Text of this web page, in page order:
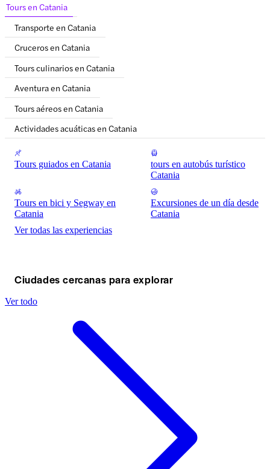
Tours en Catania
Transporte en Catania
Cruceros en Catania
Tours culinarios en Catania
Aventura en Catania
Tours aéreos en Catania
Actividades acuáticas en Catania
Tours guiados en Catania
tours en autobús turístico
Catania
Tours en bici y Segway en
Catania
Excursiones de un día desde
Catania
Ver todas las experiencias
Ciudades cercanas para explorar
Ver todo